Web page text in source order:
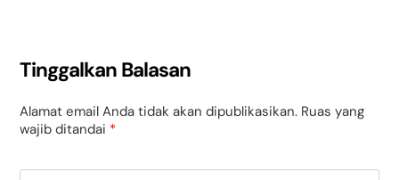
Tinggalkan Balasan
Alamat email Anda tidak akan dipublikasikan. Ruas yang
wajib ditandai *